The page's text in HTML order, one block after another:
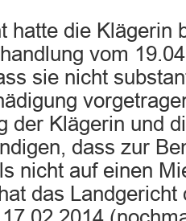
hatte die Klägerin
vom
sie nicht
der Klägerin und
dass zur
nicht auf einen
das Landgericht